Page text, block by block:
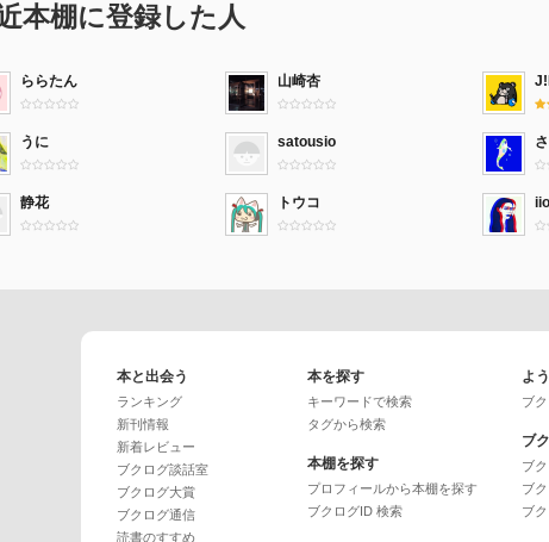
本棚に登録した人
ららたん 山崎杏
うに satousio
静花 トウコ
本と出会う
ランキング
新刊情報
新着レビュー
ブクログ談話室
ブクログ大賞
ブクログ通信
読書のすすめ
本を探す
キーワードで検索
タグから検索
本棚を探す
プロフィールから本棚を探す
ブクログID 検索
よ
ブ
ブ
ブ
ブ
ブ